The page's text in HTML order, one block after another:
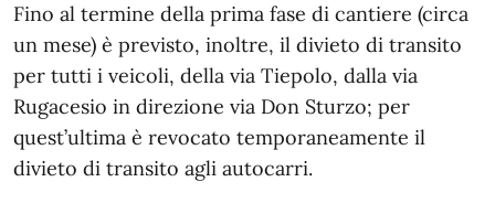
Fino al termine della prima fase di cantiere (circa
un mese) è previsto, inoltre, il divieto di transito
per tutti i veicoli, della via Tiepolo, dalla via
Rugacesio in direzione via Don Sturzo; per
quest’ultima è revocato temporaneamente il
divieto di transito agli autocarri.